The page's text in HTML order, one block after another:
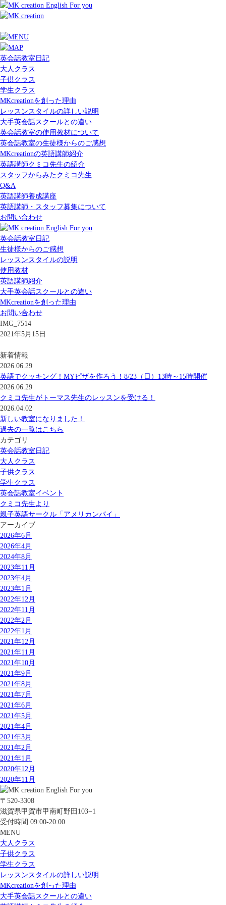
英会話教室日記
大人クラス
子供クラス
学生クラス
MKcreationを創った理由
レッスンスタイルの詳しい説明
大手英会話スクールとの違い
英会話教室の使用教材について
英会話教室の生徒様からのご感想
MKcreationの英語講師紹介
英語講師クミコ先生の紹介
スタッフからみたクミコ先生
Q&A
英語講師養成講座
英語講師・スタッフ募集について
お問い合わせ
英会話教室日記
生徒様からのご感想
レッスンスタイルの説明
使用教材
英語講師紹介
大手英会話スクールとの違い
MKcreationを創った理由
お問い合わせ
IMG_7514
2021年5月15日
新着情報
2026.06.29
英語でクッキング！MYピザを作ろう！8/23（日）13時～15時開催
2026.06.29
クミコ先生がトーマス先生のレッスンを受ける！
2026.04.02
新しい教室になりました！
過去の一覧はこちら
カテゴリ
英会話教室日記
大人クラス
子供クラス
学生クラス
英会話教室イベント
クミコ先生より
親子英語サークル「アメリカンパイ」
アーカイブ
2026年6月
2026年4月
2024年8月
2023年11月
2023年4月
2023年1月
2022年12月
2022年11月
2022年2月
2022年1月
2021年12月
2021年11月
2021年10月
2021年9月
2021年8月
2021年7月
2021年6月
2021年5月
2021年4月
2021年3月
2021年2月
2021年1月
2020年12月
2020年11月
〒520-3308
滋賀県甲賀市甲南町野田103−1
受付時間 09:00-20:00
MENU
大人クラス
子供クラス
学生クラス
レッスンスタイルの詳しい説明
MKcreationを創った理由
大手英会話スクールとの違い